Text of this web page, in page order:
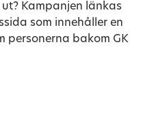
Kampanjen länkas
som innehåller en
personerna bakom GK